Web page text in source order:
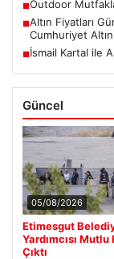
■Outdoor
■Altın Fiyatları
Cumhuriyet
■İsmail Kartal ile
Güncel
05/08/2026
Etimesgut
Yardımcısı
Çıktı